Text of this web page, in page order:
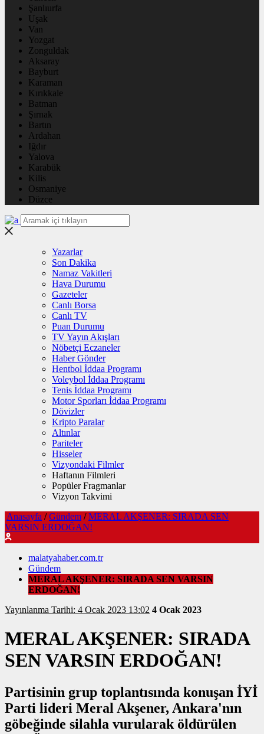
Şanlıurfa
Uşak
Van
Yozgat
Zonguldak
Aksaray
Bayburt
Karaman
Kırıkkale
Batman
Şırnak
Bartın
Ardahan
Iğdır
Yalova
Karabük
Kilis
Osmaniye
Düzce
Yazarlar
Son Dakika
Namaz Vakitleri
Hava Durumu
Gazeteler
Canlı Borsa
Canlı TV
Puan Durumu
TV Yayın Akışları
Nöbetçi Eczaneler
Haber Gönder
Hentbol İddaa Programı
Voleybol İddaa Programı
Tenis İddaa Programı
Motor Sporları İddaa Programı
Dövizler
Kripto Paralar
Altınlar
Pariteler
Hisseler
Vizyondaki Filmler
Haftanın Filmleri
Popüler Fragmanlar
Vizyon Takvimi
Anasayfa / Gündem / MERAL AKŞENER: SIRADA SEN
VARSIN ERDOĞAN!
malatyahaber.com.tr
Gündem
MERAL AKŞENER: SIRADA SEN VARSIN
ERDOĞAN!
Yayınlanma Tarihi: 4 Ocak 2023 13:02 4 Ocak 2023
MERAL AKŞENER: SIRADA
SEN VARSIN ERDOĞAN!
Partisinin grup toplantısında konuşan İYİ
Parti lideri Meral Akşener, Ankara'nın
göbeğinde silahla vurularak öldürülen